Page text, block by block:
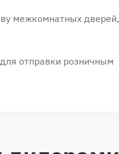
межкомнатных дверей,
отправки розничным